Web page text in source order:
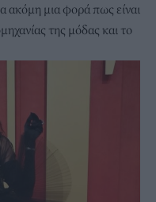
ακόμη μια φορά πως είναι
της μόδας και το